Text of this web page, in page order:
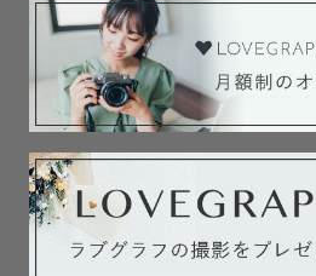
⭐️子供との撮影が不安...
→フリーランスとして母子写真を
ので、
お子さんの撮影は何度も経験して
ママさんのお気持ちに寄り添っ
ます。
また、撮影させていただいたお
「こんなに子供が懐いたのは初
有り難いことに沢山頂きますの